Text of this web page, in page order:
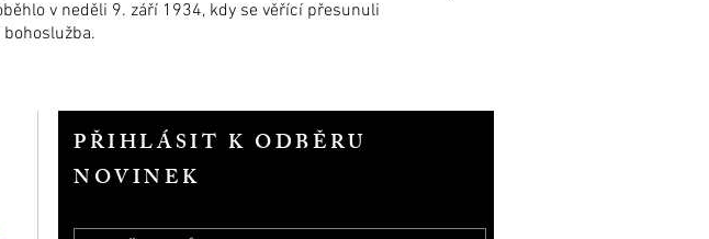
v neděli 9. září 1934, kdy se věřící přesunuli
PŘIHLÁSIT K ODBĚRU
NOVINEK